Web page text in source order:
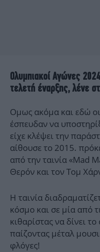
Ολυμπιακοί Αγώνες
τελετή έναρξης, λένε
Ομως ακόμα και εδώ
έσπευδαν να
είχε κλέψει την
αίθουσε το 2015.
από την ταινία «Mad
Θερόν και τον Τομ
Η ταινία
κόσμο και σε μία από
κιθαρίστας να δίνει
παίζοντας μέταλ
φλόγες!